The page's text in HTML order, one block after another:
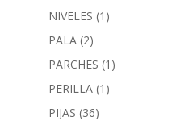
NIVELES (1)
PALA (2)
PARCHES (1)
PERILLA (1)
PIJAS (36)